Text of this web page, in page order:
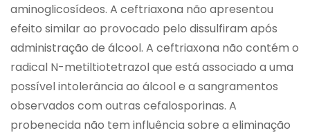
aminoglicosídeos. A ceftriaxona não apresentou
efeito similar ao provocado pelo dissulfiram após
administração de álcool. A ceftriaxona não contém o
radical N-metiltiotetrazol que está associado a uma
possível intolerância ao álcool e a sangramentos
observados com outras cefalosporinas. A
probenecida não tem influência sobre a eliminação